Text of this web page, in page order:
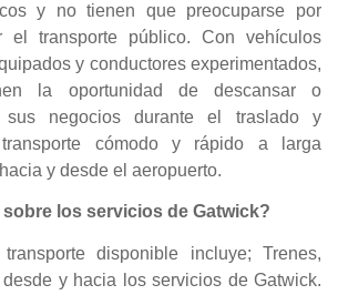
y no tienen que preocuparse por
el transporte público. Con vehículos
y conductores experimentados,
la oportunidad de descansar o
sus negocios durante el traslado y
cómodo y rápido a larga
y desde el aeropuerto.
sobre los servicios de Gatwick?
transporte disponible incluye; Trenes,
y hacia los servicios de Gatwick.